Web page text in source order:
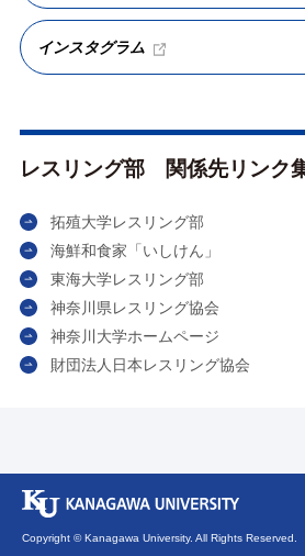
インスタグラム
レスリング部 関係先リンク
拓殖大学レスリング部
海鮮和食家「いしけん」
東海大学レスリング部
神奈川県レスリング協会
神奈川大学ホームページ
財団法人日本レスリング協会
Copyright © Kanagawa University. All Rights Reserved.